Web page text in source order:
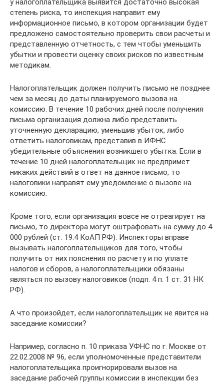
у налогоплательщика выявится достаточно высокая
степень риска, то инспекция направит ему
информационное письмо, в котором организации будет
предложено самостоятельно проверить свои расчеты и
представленную отчетность, с тем чтобы уменьшить
убытки и провести оценку своих рисков по известным
методикам.
Налогоплательщик должен получить письмо не позднее
чем за месяц до даты планируемого вызова на
комиссию. В течение 10 рабочих дней после получения
письма организация должна либо представить
уточненную декларацию, уменьшив убыток, либо
ответить налоговикам, представив в ИФНС
убедительные объяснения возникшего убытка. Если в
течение 10 дней налогоплательщик не предпримет
никаких действий в ответ на данное письмо, то
налоговики направят ему уведомление о вызове на
комиссию.
Кроме того, если организация вовсе не отреагирует на
письмо, то директора могут оштрафовать на сумму до 4
000 рублей (ст. 19.4 КоАП РФ). Инспекторы вправе
вызывать налогоплательщиков для того, чтобы
получить от них пояснения по расчету и по уплате
налогов и сборов, а налогоплательщики обязаны
являться по вызову налоговиков (подп. 4 п. 1 ст. 31 НК
РФ).
А что произойдет, если налогоплательщик не явится на
заседание комиссии?
Например, согласно п. 10 приказа УФНС по г. Москве от
22.02.2008 № 96, если уполномоченные представители
налогоплательщика проигнорировали вызов на
заседание рабочей группы комиссии в инспекции без